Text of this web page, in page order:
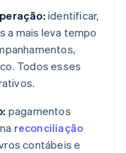
identificar,
a mais leva tempo
Todos esses
pagamentos
reconciliação
contábeis e